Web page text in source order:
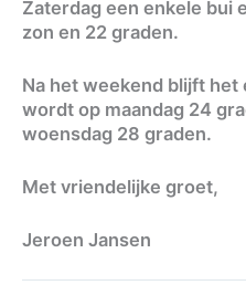
Zaterdag een enkele bui
zon en 22 graden.
Na het weekend blijft het
wordt op maandag 24
woensdag 28 graden.
Met vriendelijke groet,
Jeroen Jansen